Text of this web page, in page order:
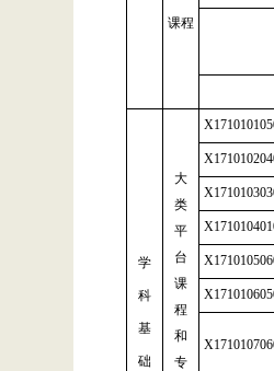
课程
学
科
基
础
大
类
平
台
课
程
和
专